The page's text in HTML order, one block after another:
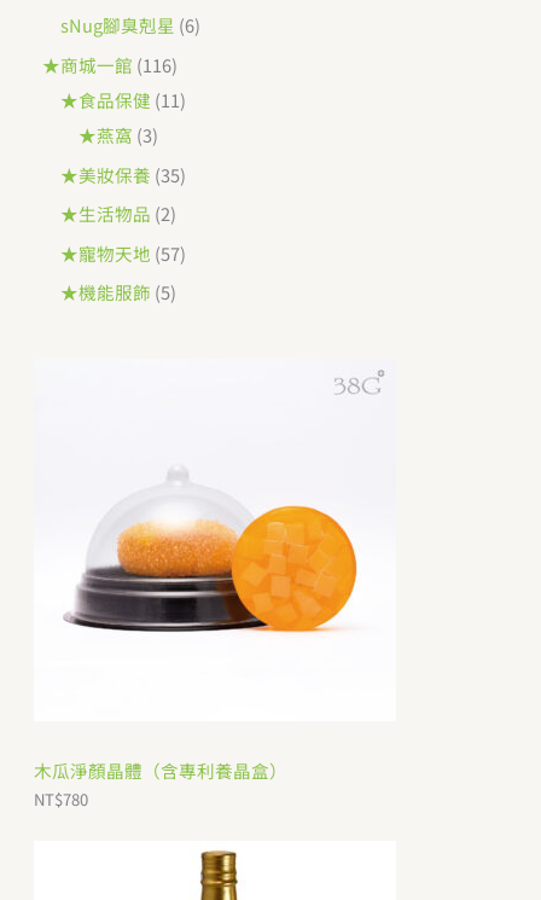
個 2
產
sNug腳臭剋星 66
★商城一館 1161
1
個
產
★食品保健 111
個
★燕窩 33
個
產
★美妝保養 353
個
★生活物品 22
個
產
★寵物天地 575
★機能服飾 55
木瓜淨顏晶體（含專利養晶盒）
NT$780